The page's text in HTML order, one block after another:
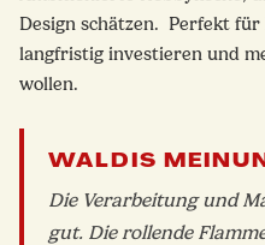
Design schätzen. Perfekt
langfristig investieren und
wollen.
WALDIS
Die Verarbeitung und
gut. Die rollende